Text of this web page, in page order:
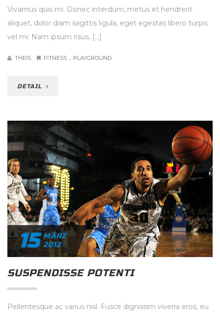
Vivamus quis mi. Donec interdum, metus et hendrerit
aliquet, dolor diam sagittis ligula, eget egestas libero turpis
vel mi. Nam ipsum risus, […]
THEIS FITNESS . PLAYGROUND
DETAIL
15 MÄRZ
2012
SUSPENDISSE POTENTI
Pellentesque ac varius nisl. Fusce dignissim viverra eros, eu